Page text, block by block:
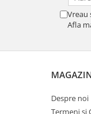
Vreau
Afla
Despre noi
Termeni si